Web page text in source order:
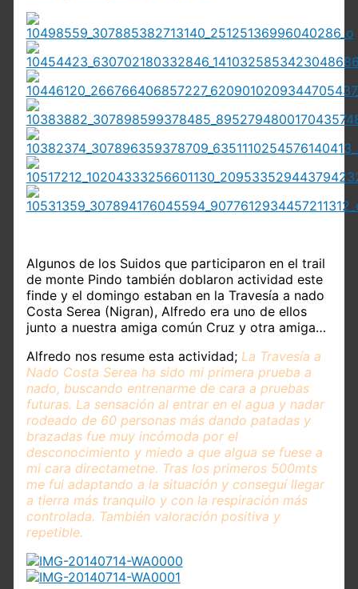
Algunos de los Suidos que participaron en el trail
de monte Pindo también doblaron actividad este
finde y el domingo estaban en la Travesía a nado
Costa Serea (Nigran), Alfredo era uno de ellos
junto a nuestra amiga común Cruz y otra amiga…
Alfredo nos resume esta actividad; La Travesía a
Nado Costa Serea ha sido mi primera prueba a
nado, buscando entrenarme de cara a pruebas
futuras. La sensación al entrar en el agua y nadar
rodeado de 60 personas más dando patadas y
brazadas fue muy incómoda por el
desconocimiento y miedo a que algua se fuese a
mi cara directametne. Tras los primeros 500mts
me fui adaptando a la situación y conseguí llegar
a tierra más tranquilo y con la respiración más
controlada. También valoración positiva y
repetible.